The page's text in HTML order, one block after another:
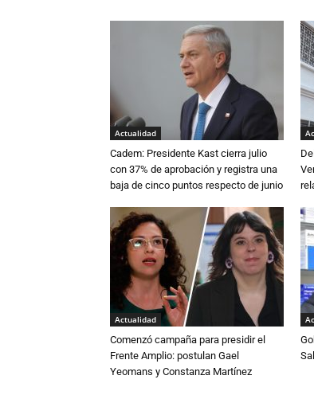
Actualidad
Cadem: Presidente Kast cierra julio
con 37% de aprobación y registra una
baja de cinco puntos respecto de junio
Actualidad
Comenzó campaña para presidir el
Frente Amplio: postulan Gael
Yeomans y Constanza Martínez